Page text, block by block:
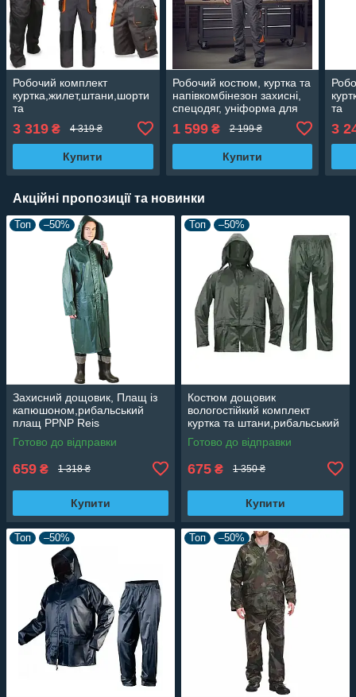
Робочий комплект
куртка,жилет,штани,шорти
та
напівкомбінезон,захисний
одяг,уніформа для
будівництва Польща
3 319 ₴ 4 319 ₴
Купити
Робочий костюм, куртка та
напівкомбінезон захисні,
спецодяг, уніформа для
сто Польща Professional
1 599₴ 2 199 ₴
Купити
та
3
Акційні пропозиції та новинки
Топ –50%
Захисний дощовик, Плащ із
капюшоном,рибальський
плащ PPNP Reis
Готово до відправки
659 ₴ 1 318 ₴
Купити
Топ –50%
Костюм дощовик
вологостійкий комплект
куртка та штани,рибальський
комплект
Готово до відправки
675 ₴ 1 350 ₴
Купити
Топ –50% Топ –50%